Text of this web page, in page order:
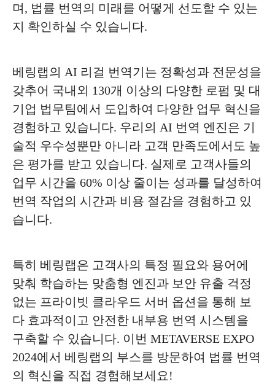
며, 법률 번역의 미래를 어떻게 선도할 수 있는
지 확인하실 수 있습니다.
베링랩의 AI 리걸 번역기는 정확성과 전문성을
갖추어 국내외 130개 이상의 다양한 로펌 및 대
기업 법무팀에서 도입하여 다양한 업무 혁신을
경험하고 있습니다. 우리의 AI 번역 엔진은 기
술적 우수성뿐만 아니라 고객 만족도에서도 높
은 평가를 받고 있습니다. 실제로 고객사들의
업무 시간을 60% 이상 줄이는 성과를 달성하여
번역 작업의 시간과 비용 절감을 경험하고 있
습니다.
특히 베링랩은 고객사의 특정 필요와 용어에
맞춰 학습하는 맞춤형 엔진과 보안 유출 걱정
없는 프라이빗 클라우드 서버 옵션을 통해 보
다 효과적이고 안전한 내부용 번역 시스템을
구축할 수 있습니다. 이번 METAVERSE EXPO
2024에서 베링랩의 부스를 방문하여 법률 번역
의 혁신을 직접 경험해보세요!